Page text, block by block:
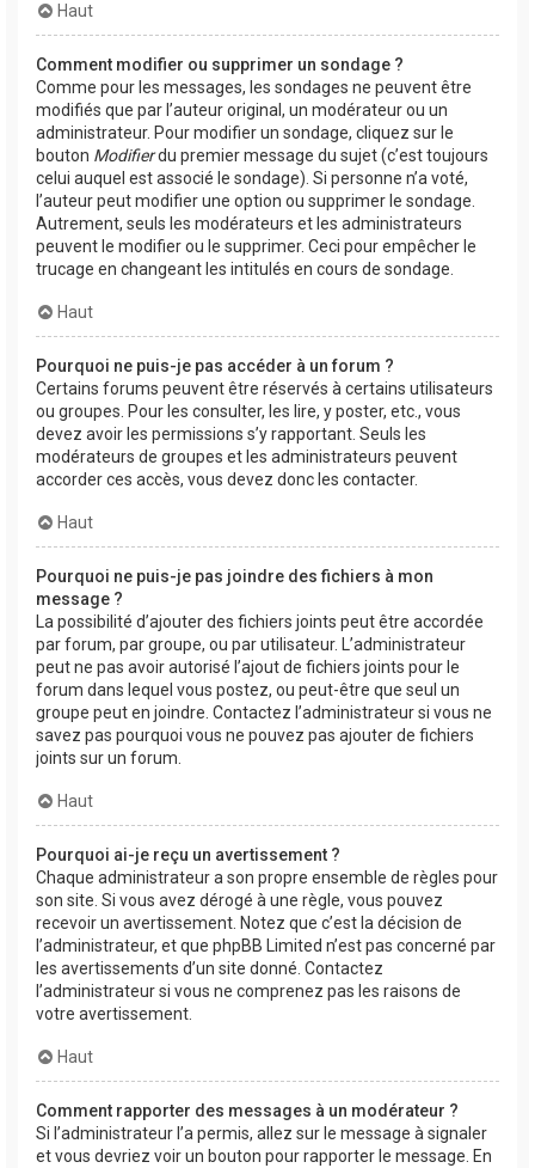
Haut
Comment modifier ou supprimer un sondage ?
Comme pour les messages, les sondages ne peuvent être
modifiés que par l’auteur original, un modérateur ou un
administrateur. Pour modifier un sondage, cliquez sur le
bouton Modifierdu premier message du sujet (c’est toujours
celui auquel est associé le sondage). Si personne n’a voté,
l’auteur peut modifier une option ou supprimer le sondage.
Autrement, seuls les modérateurs et les administrateurs
peuvent le modifier ou le supprimer. Ceci pour empêcher le
trucage en changeant les intitulés en cours de sondage.
Haut
Pourquoi ne puis-je pas accéder à un forum ?
Certains forums peuvent être réservés à certains utilisateurs
ou groupes. Pour les consulter, les lire, y poster, etc., vous
devez avoir les permissions s’y rapportant. Seuls les
modérateurs de groupes et les administrateurs peuvent
accorder ces accès, vous devez donc les contacter.
Haut
Pourquoi ne puis-je pas joindre des fichiers à mon
message ?
La possibilité d’ajouter des fichiers joints peut être accordée
par forum, par groupe, ou par utilisateur. L’administrateur
peut ne pas avoir autorisé l’ajout de fichiers joints pour le
forum dans lequel vous postez, ou peut-être que seul un
groupe peut en joindre. Contactez l’administrateur si vous ne
savez pas pourquoi vous ne pouvez pas ajouter de fichiers
joints sur un forum.
Haut
Pourquoi ai-je reçu un avertissement ?
Chaque administrateur a son propre ensemble de règles pour
son site. Si vous avez dérogé à une règle, vous pouvez
recevoir un avertissement. Notez que c’est la décision de
l’administrateur, et que phpBB Limited n’est pas concerné par
les avertissements d’un site donné. Contactez
l’administrateur si vous ne comprenez pas les raisons de
votre avertissement.
Haut
Comment rapporter des messages à un modérateur ?
Si l’administrateur l’a permis, allez sur le message à signaler
et vous devriez voir un bouton pour rapporter le message. En